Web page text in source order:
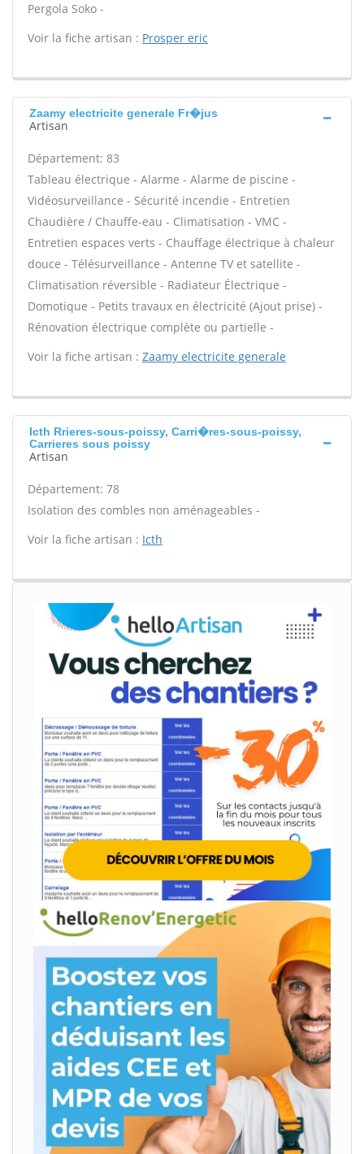
Pergola Soko -
Voir la fiche artisan : Prosper eric
Zaamy electricite generale Fr�jus
Artisan
Département: 83
Tableau électrique - Alarme - Alarme de piscine -
Vidéosurveillance - Sécurité incendie - Entretien
Chaudière / Chauffe-eau - Climatisation - VMC -
Entretien espaces verts - Chauffage électrique à chaleur
douce - Télésurveillance - Antenne TV et satellite -
Climatisation réversible - Radiateur Électrique -
Domotique - Petits travaux en électricité (Ajout prise) -
Rénovation électrique complète ou partielle -
Voir la fiche artisan : Zaamy electricite generale
Icth Rrieres-sous-poissy, Carri�res-sous-poissy,
Carrieres sous poissy
Artisan
Département: 78
Isolation des combles non aménageables -
Voir la fiche artisan : Icth